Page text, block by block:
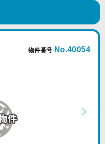
物件番号 No.40054